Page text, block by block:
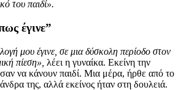
του παιδί».
έγινε”
μου έγινε, σε μια δύσκολη περίοδο στον
πίεση», λέει η γυναίκα. Εκείνη την
να κάνουν παιδί. Μια μέρα, ήρθε από το
της, αλλά εκείνος ήταν στη δουλειά.